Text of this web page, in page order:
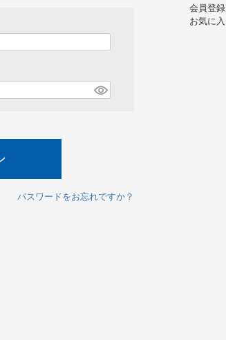
パスワードをお忘れですか？
会員登
お気に